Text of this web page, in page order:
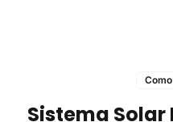
Sistema